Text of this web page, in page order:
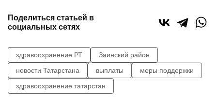
Поделиться статьей в
социальных сетях
здравоохранение РТ
Заинский район
новости Татарстана
выплаты
меры поддержки
здравоохранение татарстан